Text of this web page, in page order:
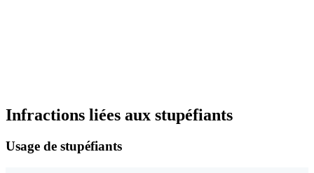
Infractions liées aux stupéfiants
Usage de stupéfiants